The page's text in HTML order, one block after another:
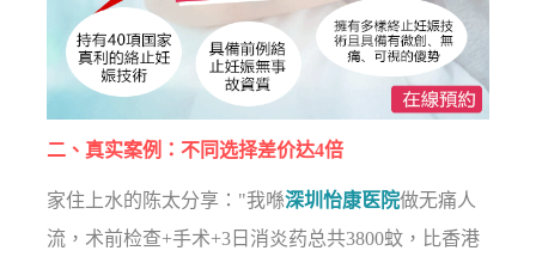
二、真实案例：不同选择差价达4倍
家住上水的陈太分享："我喺深圳怡康医院做无痛人
流，术前检查+手术+3日消炎药总共3800蚊，比香港